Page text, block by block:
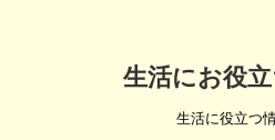
生活にお役
生活に役立つ